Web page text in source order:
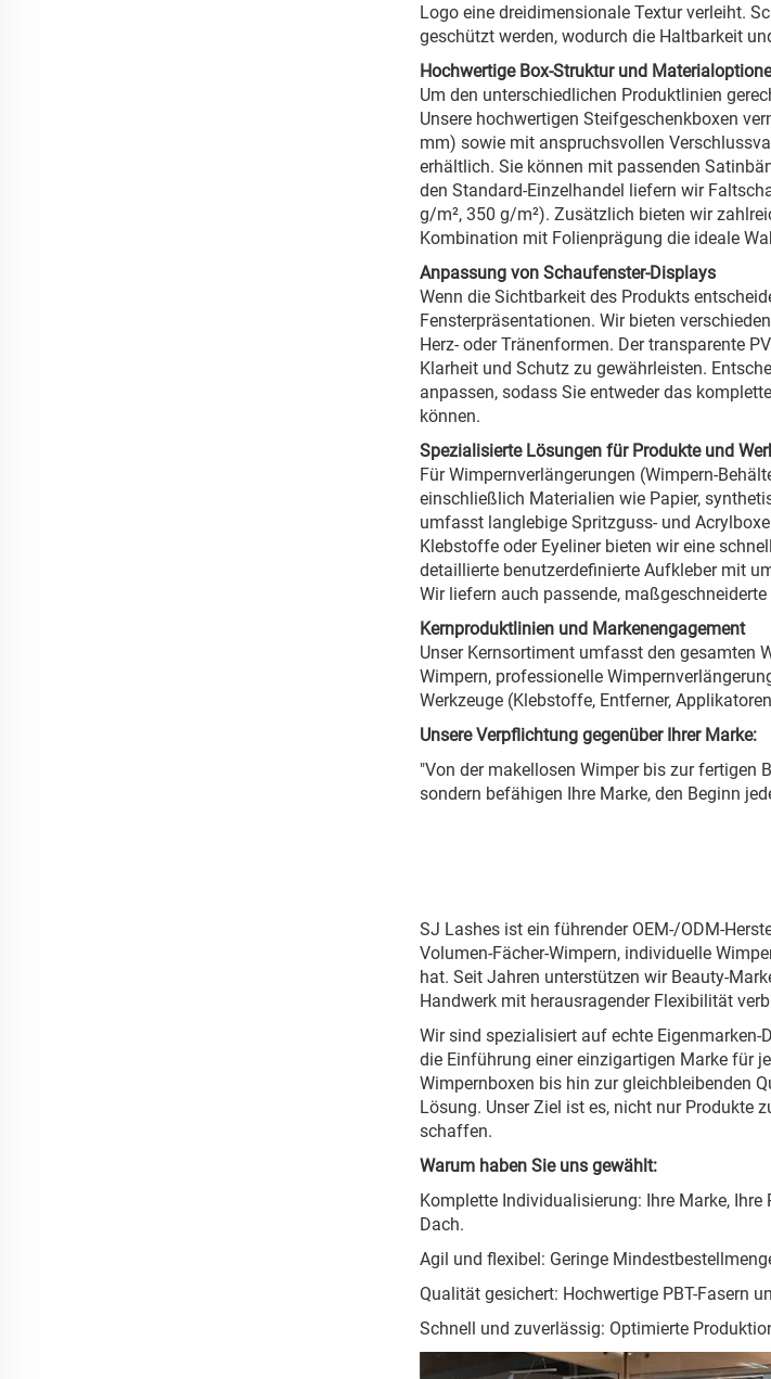
Logo eine dreidimensionale Textur verleiht.
geschützt werden, wodurch die Haltbarkeit
Hochwertige Box-Struktur und
Um den unterschiedlichen Produktlinien
Unsere hochwertigen Steifgeschenkboxen
mm) sowie mit anspruchsvollen
erhältlich. Sie können mit passenden
den Standard-Einzelhandel liefern wir
g/m², 350 g/m²). Zusätzlich bieten wir
Kombination mit Folienprägung die ideale
Anpassung von Schaufenster-Displays
Wenn die Sichtbarkeit des Produkts
Fensterpräsentationen. Wir bieten
Herz- oder Tränenformen. Der transparente
Klarheit und Schutz zu gewährleisten.
anpassen, sodass Sie entweder das
können.
Spezialisierte Lösungen für Produkte und
Für Wimpernverlängerungen (Wimpern-
einschließlich Materialien wie Papier,
umfasst langlebige Spritzguss- und
Klebstoffe oder Eyeliner bieten wir eine
detaillierte benutzerdefinierte Aufkleber mit
Wir liefern auch passende,
Kernproduktlinien und Markenengagement
Unser Kernsortiment umfasst den gesamten
Wimpern, professionelle
Werkzeuge (Klebstoffe, Entferner,
Unsere Verpflichtung gegenüber Ihrer Marke:
"Von der makellosen Wimper bis zur fertigen
sondern befähigen Ihre Marke, den Beginn
SJ Lashes ist ein führender OEM-/ODM-
Volumen-Fächer-Wimpern, individuelle
hat. Seit Jahren unterstützen wir Beauty-
Handwerk mit herausragender Flexibilität
Wir sind spezialisiert auf echte
die Einführung einer einzigartigen Marke für
Wimpernboxen bis hin zur gleichbleibenden
Lösung. Unser Ziel ist es, nicht nur Produkte
schaffen.
Warum haben Sie uns gewählt:
Komplette Individualisierung: Ihre Marke,
Dach.
Agil und flexibel: Geringe
Qualität gesichert: Hochwertige PBT-Fasern
Schnell und zuverlässig: Optimierte